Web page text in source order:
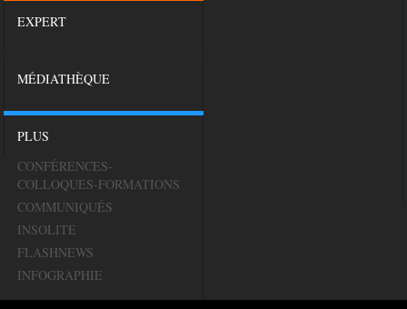
EXPERT
MÉDIATHÈQUE
PLUS
CONFÉRENCES-
COLLOQUES-FORMATIONS
COMMUNIQUÉS
INSOLITE
FLASHNEWS
INFOGRAPHIE